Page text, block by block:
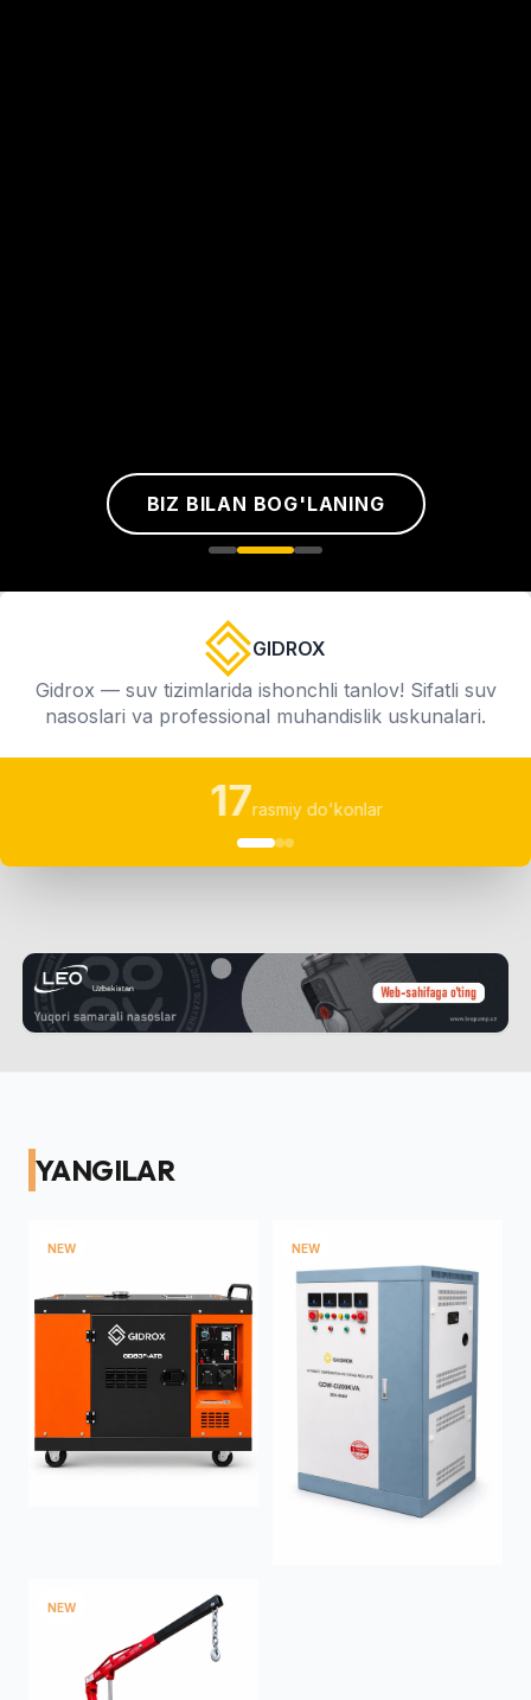
BIZ BILAN BOG'LANING
GIDROX
Gidrox — suv tizimlarida ishonchli tanlov! Sifatli suv
nasoslari va professional muhandislik uskunalari.
17 rasmiy do'konlar
YANGILAR
NEW NEW
NEW